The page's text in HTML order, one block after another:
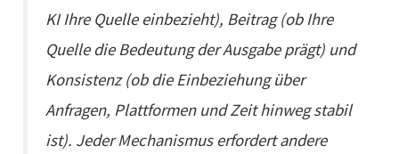
KI Ihre Quelle einbezieht), Beitrag (ob Ihre
Quelle die Bedeutung der Ausgabe prägt) und
Konsistenz (ob die Einbeziehung über
Anfragen, Plattformen und Zeit hinweg stabil
ist). Jeder Mechanismus erfordert andere